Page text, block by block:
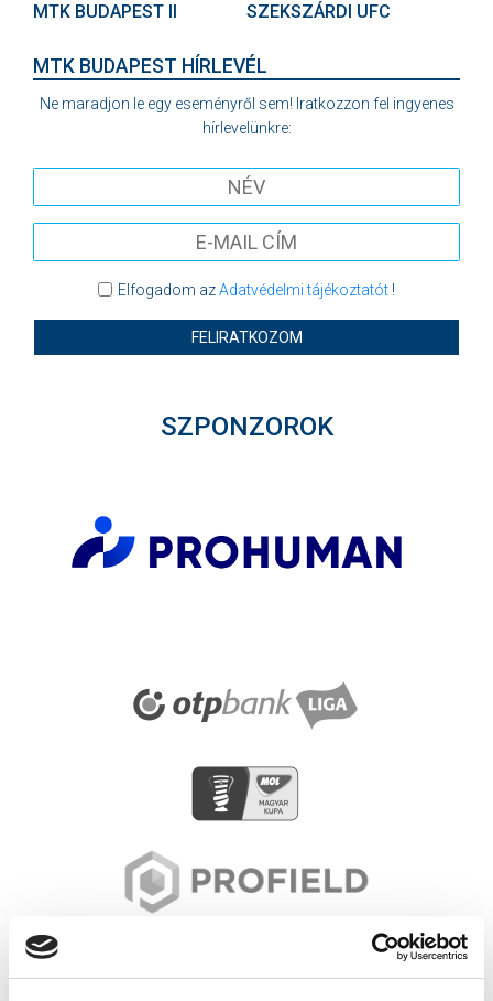
MTK BUDAPEST II SZEKSZÁRDI UFC
MTK BUDAPEST HÍRLEVÉL
Ne maradjon le egy eseményről sem! Iratkozzon fel ingyenes
hírlevelünkre:
Elfogadom azAdatvédelmi tájékoztatót!
FELIRATKOZOM
SZPONZOROK